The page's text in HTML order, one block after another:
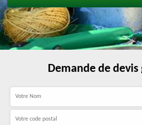
Demande de